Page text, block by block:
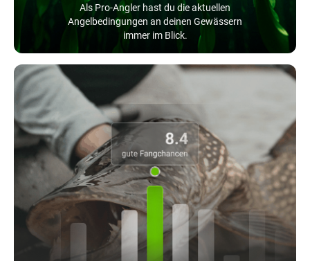
Als Pro-Angler hast du die aktuellen
Angelbedingungen an deinen Gewässern
immer im Blick.